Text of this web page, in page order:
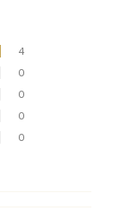
4
0
0
0
0